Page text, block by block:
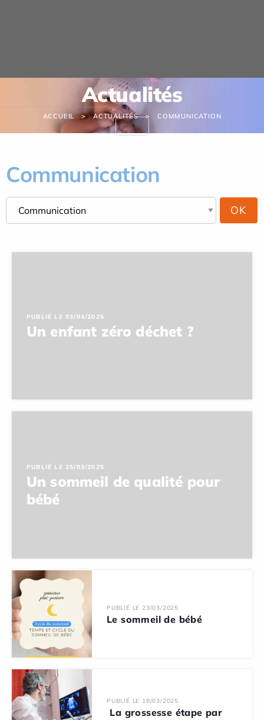
Actualités
ACCUEIL ACTUALITÉS COMMUNICATION
Communication
PUBLIÉ LE 03/04/2025
Un enfant zéro déchet ?
PUBLIÉ LE 25/03/2025
Un sommeil de qualité pour
bébé
PUBLIÉ LE 23/03/2025
Le sommeil de bébé
PUBLIÉ LE 18/03/2025
La grossesse étape par
FR EN